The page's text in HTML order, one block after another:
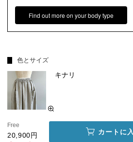
Find out more on your body type
色とサイズ
キナリ
Free
20,900円 カートに